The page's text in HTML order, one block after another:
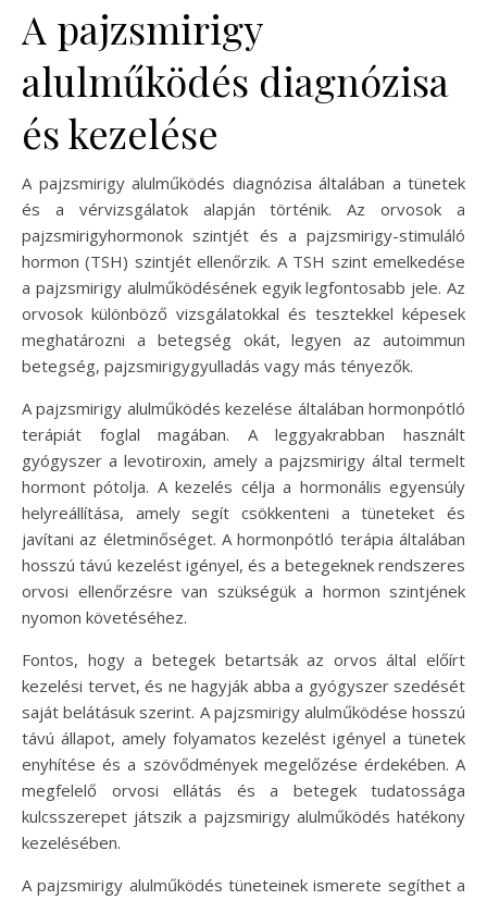
A pajzsmirigy
alulműködés diagnózisa
és kezelése
A pajzsmirigy alulműködés diagnózisa általában a tünetek
és a vérvizsgálatok alapján történik. Az orvosok a
pajzsmirigyhormonok szintjét és a pajzsmirigy-stimuláló
hormon (TSH) szintjét ellenőrzik. A TSH szint emelkedése
a pajzsmirigy alulműködésének egyik legfontosabb jele. Az
orvosok különböző vizsgálatokkal és tesztekkel képesek
meghatározni a betegség okát, legyen az autoimmun
betegség, pajzsmirigygyulladás vagy más tényezők.
A pajzsmirigy alulműködés kezelése általában hormonpótló
terápiát foglal magában. A leggyakrabban használt
gyógyszer a levotiroxin, amely a pajzsmirigy által termelt
hormont pótolja. A kezelés célja a hormonális egyensúly
helyreállítása, amely segít csökkenteni a tüneteket és
javítani az életminőséget. A hormonpótló terápia általában
hosszú távú kezelést igényel, és a betegeknek rendszeres
orvosi ellenőrzésre van szükségük a hormon szintjének
nyomon követéséhez.
Fontos, hogy a betegek betartsák az orvos által előírt
kezelési tervet, és ne hagyják abba a gyógyszer szedését
saját belátásuk szerint. A pajzsmirigy alulműködése hosszú
távú állapot, amely folyamatos kezelést igényel a tünetek
enyhítése és a szövődmények megelőzése érdekében. A
megfelelő orvosi ellátás és a betegek tudatossága
kulcsszerepet játszik a pajzsmirigy alulműködés hatékony
kezelésében.
A pajzsmirigy alulműködés tüneteinek ismerete segíthet a